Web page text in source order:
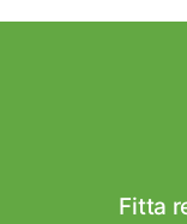
Fitta